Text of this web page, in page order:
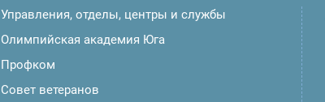
Управления, отделы, центры и службы
Олимпийская академия Юга
Профком
Совет ветеранов